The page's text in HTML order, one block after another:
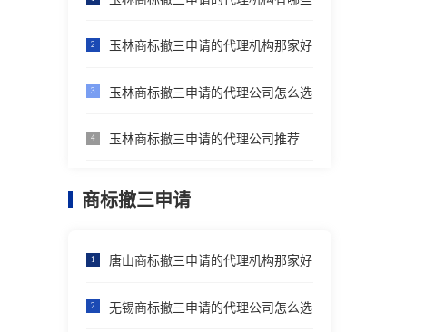
2 玉林商标撤三申请的代理机构那家好
3 玉林商标撤三申请的代理公司怎么选
4 玉林商标撤三申请的代理公司推荐
商标撤三申请
1 唐山商标撤三申请的代理机构那家好
2 无锡商标撤三申请的代理公司怎么选